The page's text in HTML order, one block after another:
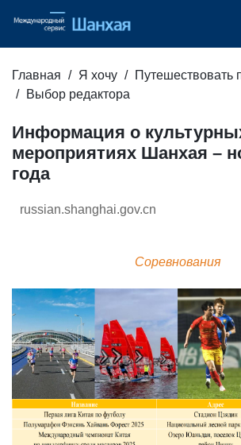
Главная Я хочу
Выбор редактора
Информация о
мероприятиях Шанхая –
года
russian.shanghai.gov.cn
Соревнования